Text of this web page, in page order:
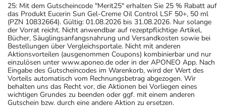
25: Mit dem Gutscheincode "Merit25" erhalten Sie 25 % Rabatt auf
das Produkt Eucerin Sun Gel-Creme Oil Control LSF 50+, 50 ml
(PZN 10832664). Gültig: 01.08.2026 bis 31.08.2026. Nur solange
der Vorrat reicht. Nicht anwendbar auf rezeptpflichtige Artikel,
Bücher, Säuglingsanfangsnahrung und Versandkosten sowie bei
Bestellungen über Vergleichsportale. Nicht mit anderen
Aktionsvorteilen (ausgenommen Coupons) kombinierbar und nur
einzulösen unter www.aponeo.de oder in der APONEO App. Nach
Eingabe des Gutscheincodes im Warenkorb, wird der Wert des
Vorteils automatisch vom Rechnungsbetrag abgezogen. Wir
behalten uns das Recht vor, die Aktionen bei Vorliegen eines
wichtigen Grundes zu beenden oder ggf. mit einem anderen
Gutschein bzw. durch eine andere Aktion zu ersetzen.